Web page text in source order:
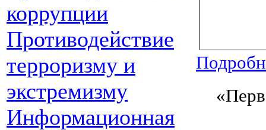
коррупции
Противодействие
терроризму и
экстремизму
Информационная
«